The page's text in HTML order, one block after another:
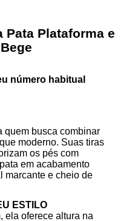
Pata Plataforma e
número habitual
quem busca combinar
moderno. Suas tiras
os pés com
em acabamento
marcante e cheio de
ESTILO
ela oferece altura na